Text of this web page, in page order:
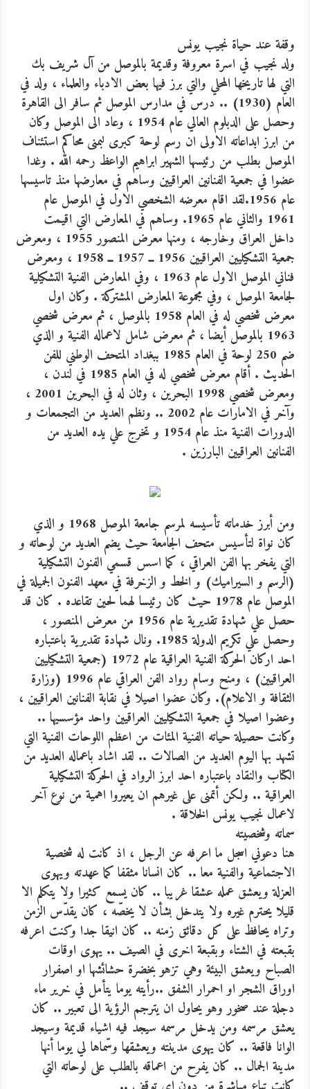
وقفة عند حياة نجيب يونس
ولد نجيب في اسرة معروفة وقديمة بالموصل من آل شريف بك
التي لها تاريخها المحلي والتي برز فيها بعض الادباء والعلماء ، ولد في
العام (1930) .. درس في مدارس الموصل ثم سافر الى القاهرة
وحصل على الدبلوم العالي عام 1954 ، وعاد الى الموصل وكان
من ابرز ابداعاته الاولى ان رسم لوحة كبرى لبمنى محاكم استئناف
الموصل بطلب من رئيسها الشهير ابراهيم الواعظ رحمه الله . وغدا
عضوا في جمعية الفنانين العراقيين وساهم في معارضها منذ تاسيسها
عام 1956.لقد اقام معرضه الشخصي الاول في الموصل عام
1961 والثاني عام 1965. وساهم في المعارض التي اقيمت
داخل العراق وخارجه ، ومنها معرض المنصور 1955 ، ومعرض
جمعية التشكيليين العراقيين 1956 ــ 1957 ــ 1958 ، ومعرض
فناني الموصل الاول عام 1963 ، وفي المعارض الفنية التشكيلية
لجامعة الموصل ، وفي مجموعة المعارض المشتركة . وكان اول
معرض شخصي له في العام 1958 بالموصل ، ثم معرض شخصي
1963 بالموصل أيضا ، ثم معرض شامل لاعماله الفنية و الذي
ضم 250 لوحة في العام 1985 ببغداد المتحف الوطني للفن
الحديث . أقام معرض شخصي له في العام 1985 في لندن ،
ومعرض شخصي 1998 البحرين ، وثان له في البحرين 2001 ،
وآخر في الامارات عام 2002 .. ونظم العديد من التجمعات و
الدورات الفنية منذ عام 1954 و تخرج علي يده العديد من
الفنانين العراقيين البارزين .
ومن أبرز خدماته تأسيسه لمرسم جامعة الموصل 1968 و الذي
كان نواة لتأسيس متحف الجامعة حيث يضم العديد من لوحاته و
التي يفخر بها الفن العراقي ، كما اسس قسمي الفنون التشكيلية
(الرسم و السيراميك) و الخط و الزخرفة في معهد الفنون الجميلة في
الموصل عام 1978 حيث كان رئيسا لهما لحين تقاعده . كان قد
حصل علي شهادة تقديرية عام 1956 من معرض المنصور ،
وحصل علي تكريم الدولة 1985. ونال شهادة تقديرية باعتباره
احد اركان الحركة الفنية العراقية عام 1972 (جمعية التشكيليين
العراقيين) ، ومنح وسام رواد الفن العراقي عام 1996 (وزارة
الثقافة و الاعلام). وكان عضوا اصيلا في نقابة الفنانين العراقيين ،
وعضوا اصيلا في جمعية التشكيليين العراقيين واحد مؤسسيها ..
وكانت حصيلة حياته الفنية المئات من اعظم اللوحات الفنية التي
تشهد بها اليوم العديد من الصالات .. لقد اشاد باعماله العديد من
الكتاب والنقاد باعتباره احد ابرز الرواد في الحركة التشكيلية
العراقية .. ولكن أتمنى على غيرهم ان يعيروا اهمية من نوع آخر
لاعمال نجيب يونس الخلاقة .
سماته وشخصيته
هنا دعوني اسجل ما اعرفه عن الرجل ، اذ كانت له شخصية
الاجتماعية والفنية معا .. كان انسانا مثقفا كما عهدته ويهوى
العزلة ويعشق عمله عشقا غريبا .. كان يسمع كثيرا ولا يتكلم الا
قليلا يحترم غيره ولا يتدخل بشأن لا يخصّه ، كان يقدّس الزمن
وتراه يحافظ على كل دقائق زمنه .. كان انيقا جدا وكنت اعرفه
بقبعته في الشتاء وبقبعة اخرى في الصيف .. يهوى اوقات
الصباح ويعشق البيئة وهي تزهو بخضرة حشائشها او اصفرار
اوراق الشجر او احمرار الشفق ..رأيته يوما يتأمل في خرير ماء
دجلة عند صخور وهو يحاول ان يترجم الرؤية الى تعبير .. كان
يعشق مرسمه ومن يدخل مرسمه سيجد فيه اشياء قديمة وسيجد
الوانا فاقعة .. كان يهوى مدينته ويعشقها وسّماها لي يوما أنها
مدينة الجمال .. كان يفرح من اعماقه بالطلب على لوحاته التي